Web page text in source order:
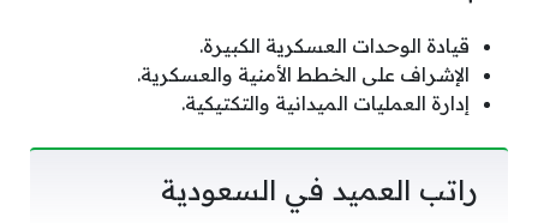
قيادة الوحدات العسكرية الكبيرة.
الإشراف على الخطط الأمنية والعسكرية.
إدارة العمليات الميدانية والتكتيكية.
راتب العميد في السعودية